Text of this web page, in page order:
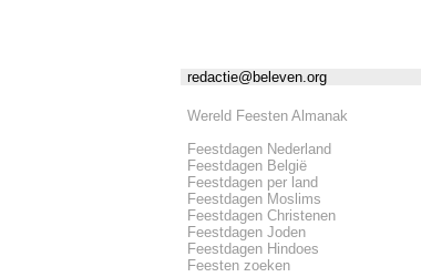
redactie@beleven.org
Wereld Feesten Almanak
Feestdagen Nederland
Feestdagen België
Feestdagen per land
Feestdagen Moslims
Feestdagen Christenen
Feestdagen Joden
Feestdagen Hindoes
Feesten zoeken